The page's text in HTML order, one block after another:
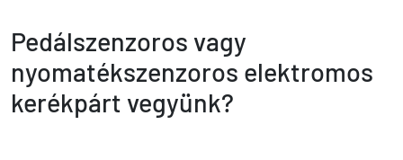
Pedálszenzoros vagy
nyomatékszenzoros elektromos
kerékpárt vegyünk?